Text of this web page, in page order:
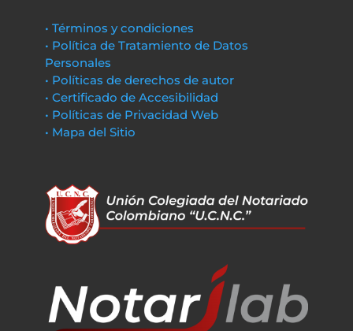
• Términos y condiciones
• Política de Tratamiento de Datos
Personales
• Políticas de derechos de autor
• Certificado de Accesibilidad
• Políticas de Privacidad Web
• Mapa del Sitio